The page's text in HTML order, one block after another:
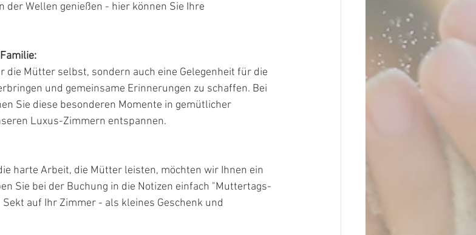
der Wellen genießen - hier können Sie Ihre
die Mütter selbst, sondern auch eine Gelegenheit für die
und gemeinsame Erinnerungen zu schaffen. Bei
Sie diese besonderen Momente in gemütlicher
Luxus-Zimmern entspannen.
harte Arbeit, die Mütter leisten, möchten wir Ihnen ein
Sie bei der Buchung in die Notizen einfach "Muttertags-
auf Ihr Zimmer - als kleines Geschenk und